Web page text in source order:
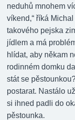
neduhů mnohem
víkend,“ říká
takového pejska
jídlem a má
hlídat, aby někam
rodinném domku
stát se
postarat. Nastálo
si ihned padli do
pěstounka.